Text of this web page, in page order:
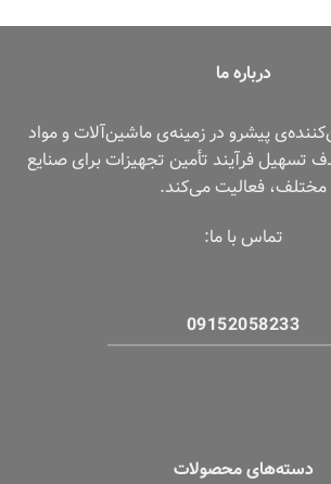
درباره ما
پیشرو در زمینه‌ی ماشین‌آلات و مواد
تسهیل فرآیند تأمین تجهیزات برای صنایع
مختلف، فعالیت می‌کند.
تماس با ما:
09152058233
دسته‌های محصولات